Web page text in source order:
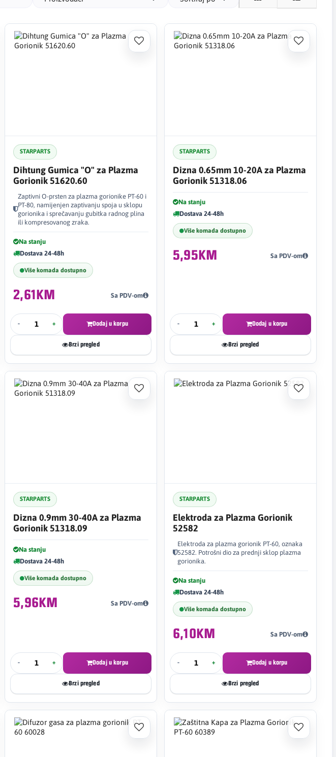
Ako tražite PT-60 plazma potrošne dijelove, PT60 elektrode, PT60
dizne, Jasic Cut 45 potrošni materijal ili dijelove za PT-60 gorionik, ova
STARPARTS
Dihtung Gumica "O" za Plazma
Gorionik 51620.60
Zaptivni O-prsten za plazma gorionike PT-60 i
PT-80, namijenjen zaptivanju spoja u sklopu
gorionika i sprečavanju gubitka radnog plina
ili kompresovanog zraka.
Na stanju
Dostava 24-48h
Više komada dostupno
2,61KM Sa PDV-om
- + Dodaj u korpu
Brzi pregled
STARPARTS
Dizna 0.65mm 10-20A za Plazma
Gorionik 51318.06
Na stanju
Dostava 24-48h
Više komada dostupno
5,95KM Sa PDV-om
- + Dodaj u korpu
Brzi pregled
STARPARTS
Dizna 0.9mm 30-40A za Plazma
Gorionik 51318.09
Na stanju
Dostava 24-48h
Više komada dostupno
5,96KM Sa PDV-om
- + Dodaj u korpu
Brzi pregled
STARPARTS
Elektroda za Plazma Gorionik
52582
Elektroda za plazma gorionik PT-60, oznaka
52582. Potrošni dio za prednji sklop plazma
gorionika.
Na stanju
Dostava 24-48h
Više komada dostupno
6,10KM Sa PDV-om
- + Dodaj u korpu
Brzi pregled